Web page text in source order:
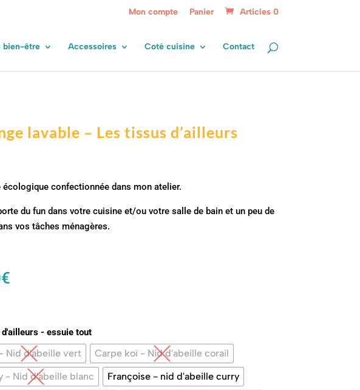
Mon compte Panier Articles 0
bien-être Accessoires Coté cuisine Contact
lavable – Les tissus d’ailleurs
écologique confectionnée dans mon atelier.
du fun dans votre cuisine et/ou votre salle de bain et un peu de
vos tâches ménagères.
€
- essuie tout
Nid d'abeille vert
Carpe koï - Nid d'abeille corail
- Nid d'abeille blanc
Françoise - nid d'abeille curry